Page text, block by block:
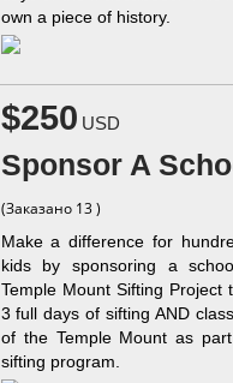
own a piece of history.
$250 USD
Sponsor A
(Заказано 13 )
Make a difference for
kids by sponsoring a
Temple Mount Sifting Project
3 full days of sifting AND
of the Temple Mount as
sifting program.